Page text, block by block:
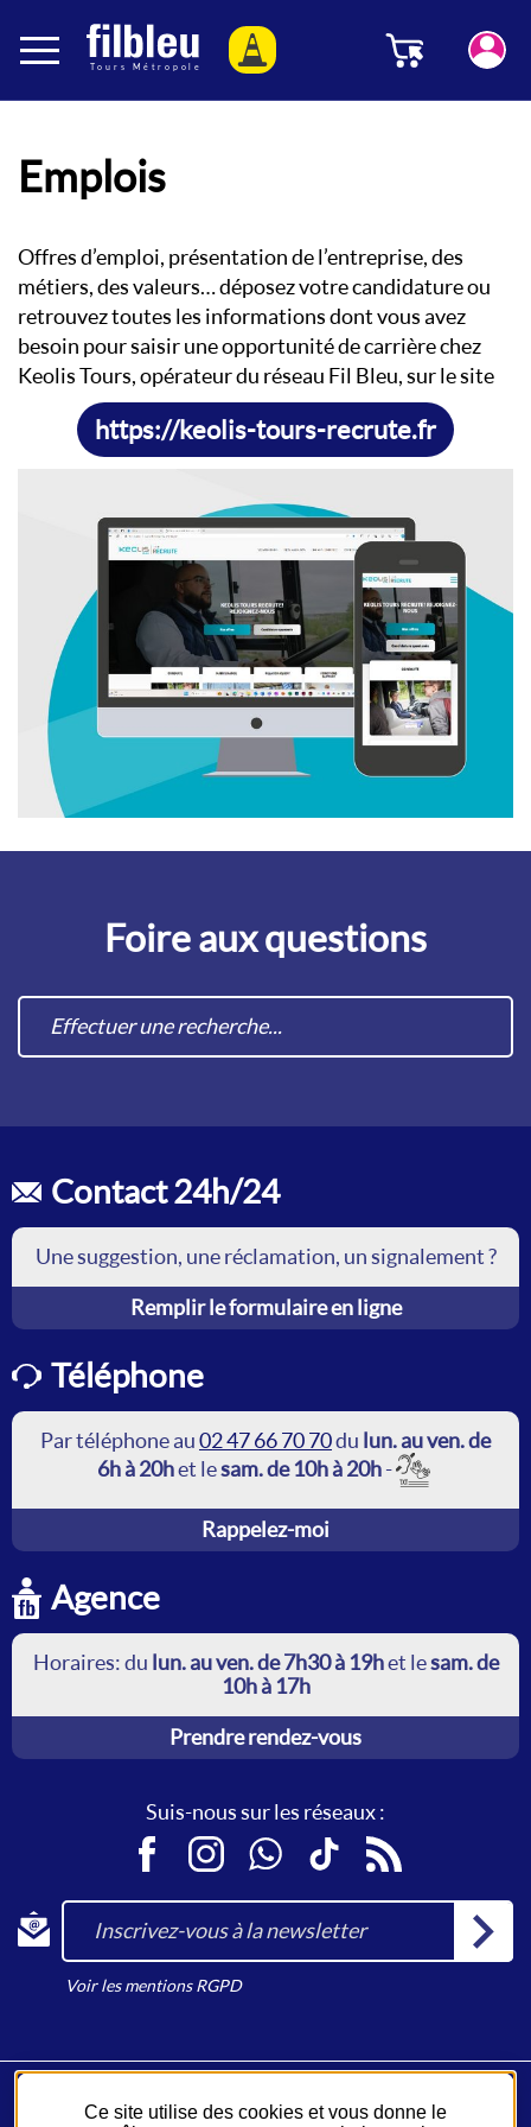
Emplois
Offres d’emploi, présentation de l’entreprise, des
métiers, des valeurs… déposez votre candidature ou
retrouvez toutes les informations dont vous avez
besoin pour saisir une opportunité de carrière chez
Keolis Tours, opérateur du réseau Fil Bleu, sur le site
https://keolis-tours-recrute.fr
Foire aux questions
Contact 24h/24
Une suggestion, une réclamation, un signalement ?
Remplir le formulaire en ligne
Téléphone
Par téléphone au02 47 66 70 70du lun. au ven. de
6h à 20het lesam. de 10h à 20h-
Rappelez-moi
Agence
Horaires: du lun. au ven. de 7h30 à 19het lesam. de
10h à 17h
Prendre rendez-vous
Suis-nous sur les réseaux :
FacebookInstagramWhatsAppTikTokRSS
Inscrivez-vous à la newsletter
Voir les mentions RGPD
Fil Bleu, un service duSyndicat des Mobilités de Touraine
Ce site utilise des cookies et vous donne le